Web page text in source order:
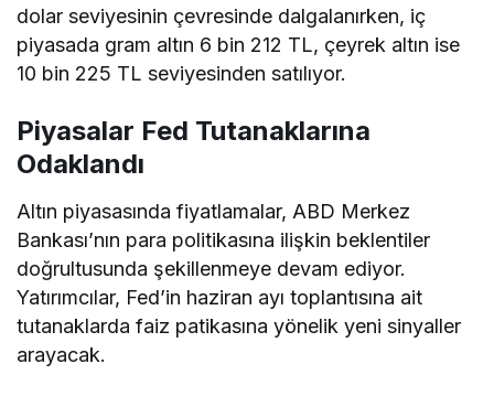
dolar seviyesinin çevresinde dalgalanırken, iç
piyasada gram altın 6 bin 212 TL, çeyrek altın ise
10 bin 225 TL seviyesinden satılıyor.
Piyasalar Fed Tutanaklarına
Odaklandı
Altın piyasasında fiyatlamalar, ABD Merkez
Bankası’nın para politikasına ilişkin beklentiler
doğrultusunda şekillenmeye devam ediyor.
Yatırımcılar, Fed’in haziran ayı toplantısına ait
tutanaklarda faiz patikasına yönelik yeni sinyaller
arayacak.